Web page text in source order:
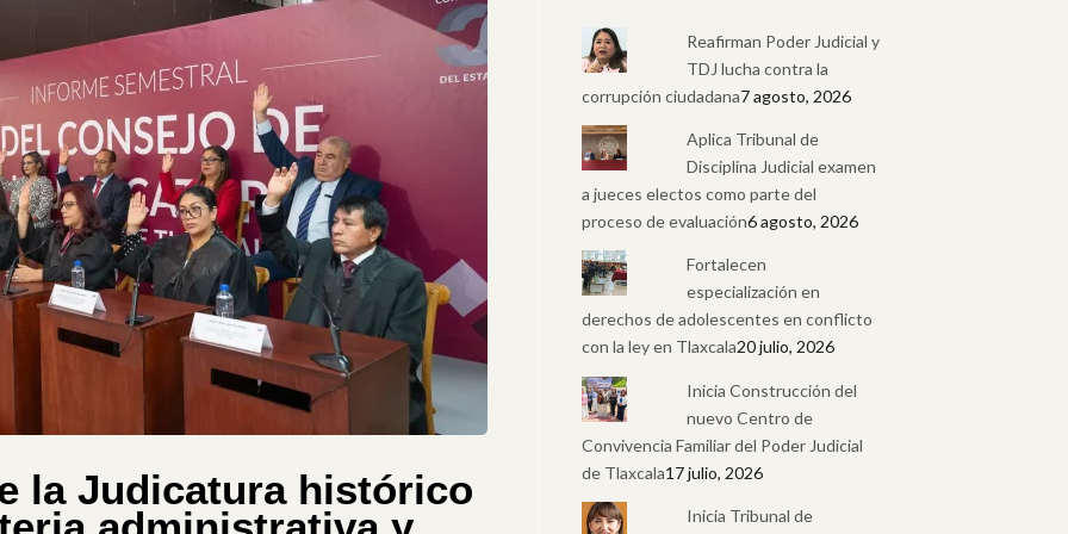
la Judicatura histórico
Reafirman Poder Judicial y
TDJ lucha contra la
corrupción ciudadana7 agosto, 2026
Aplica Tribunal de
Disciplina Judicial examen
a jueces electos como parte del
proceso de evaluación6 agosto, 2026
Fortalecen
especialización en
derechos de adolescentes en conflicto
con la ley en Tlaxcala20 julio, 2026
Inicia Construcción del
nuevo Centro de
Convivencia Familiar del Poder Judicial
de Tlaxcala17 julio, 2026
Inicia Tribunal de